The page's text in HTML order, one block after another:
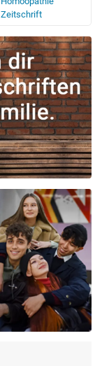
Zeitschrift